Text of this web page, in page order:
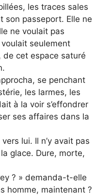
les traces sales
son passeport. Elle ne
ne voulait pas
voulait seulement
de cet espace saturé
se penchant
les larmes, les
à la voir s’effondrer
ses affaires dans la
lui. Il n’y avait pas
glace. Dure, morte,
? » demanda-t-elle
homme, maintenant ?